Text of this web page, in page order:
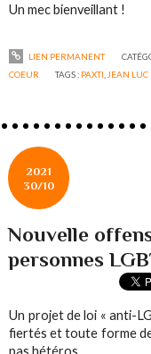
Un mec bienveillant !
LIEN PERMANENT
COEUR
TAGS : PAXTI,JEAN
2021
30/10
Nouvelle
personnes
Un projet de loi « anti-
fiertés et toute forme